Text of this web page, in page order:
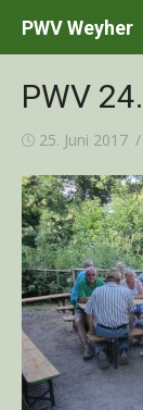
PWV Weyher
PWV
Posted
25. Juni 2017